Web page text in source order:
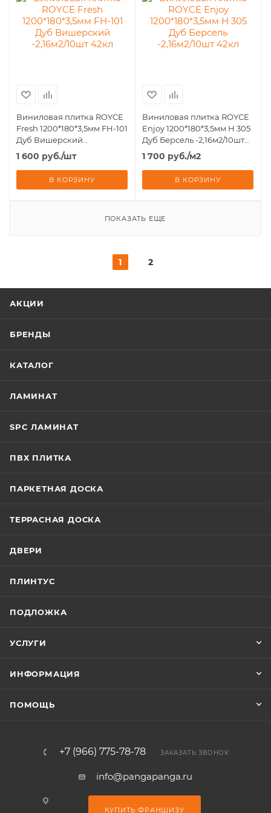
Виниловая плитка ROYCE
Fresh 1200*180*3,5мм FН-101
Дуб Вишерский
-2,16м2/10шт 42кл
1 600 руб./шт
В КОРЗИНУ
Виниловая плитка ROYCE
Enjoy 1200*180*3,5мм Н 305
Дуб Берсель -2,16м2/10шт
42кл
1 700 руб./м2
В КОРЗИНУ
ПОКАЗАТЬ ЕЩЕ
1 2
АКЦИИ
БРЕНДЫ
КАТАЛОГ
ЛАМИНАТ
SPC ЛАМИНАТ
ПВХ ПЛИТКА
ПАРКЕТНАЯ ДОСКА
ТЕРРАСНАЯ ДОСКА
ДВЕРИ
ПЛИНТУС
ПОДЛОЖКА
УСЛУГИ
ИНФОРМАЦИЯ
ПОМОЩЬ
+7 (966) 775-78-78 ЗАКАЗАТЬ ЗВОНОК
info@pangapanga.ru
КУПИТЬ ФРАНШИЗУ